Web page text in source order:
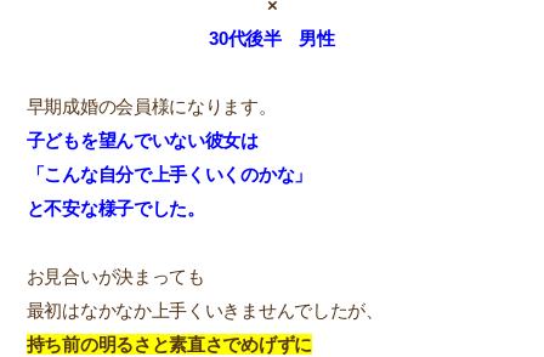
×
30代後半 男性
早期成婚の会員様になります。
子どもを望んでいない彼女は
「こんな自分で上手くいくのかな」
と不安な様子でした。
お見合いが決まっても
最初はなかなか上手くいきませんでしたが、
持ち前の明るさと素直さでめげずに